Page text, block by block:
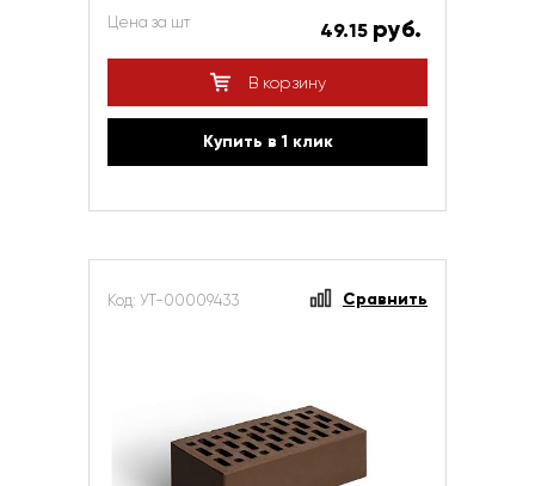
Цена за шт 49.15 руб.
В корзину
Купить в 1 клик
Код: УТ-00009433 Сравнить